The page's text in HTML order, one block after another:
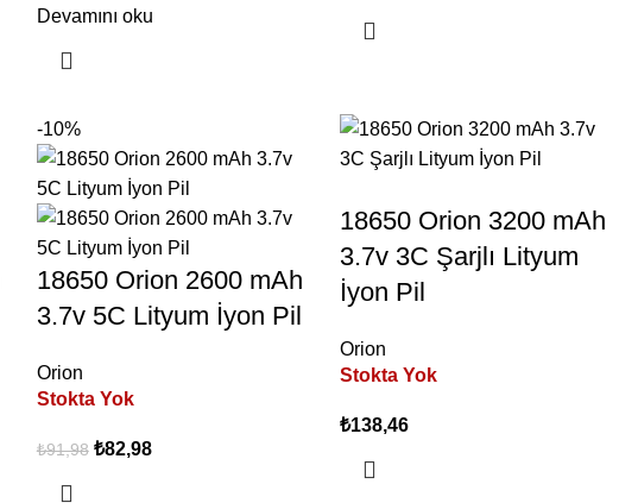
Devamını oku
-10%
18650 Orion 2600 mAh
3.7v 5C Lityum İyon Pil
Orion
Stokta Yok
₺91,98 ₺82,98
18650 Orion 3200 mAh
3.7v 3C Şarjlı Lityum
İyon Pil
Orion
Stokta Yok
₺138,46